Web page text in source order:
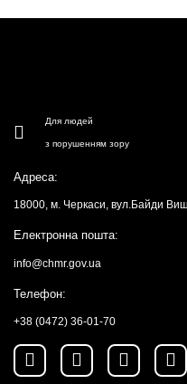
Для людей
з порушенням зору
Адреса:
18000, м. Черкаси, вул.Байди
Електронна пошта:
info@chmr.gov.ua
Телефон:
+38 (0472) 36-01-70